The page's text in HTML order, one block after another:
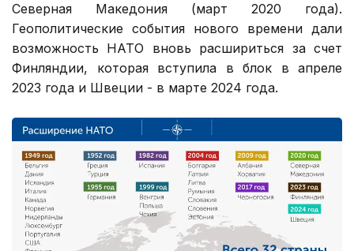
Северная Македония (март 2020 года).
Геополитические события нового времени дали
возможность НАТО вновь расшириться за счет
Финляндии, которая вступила в блок в апреле
2023 года и Швеции - в марте 2024 года.